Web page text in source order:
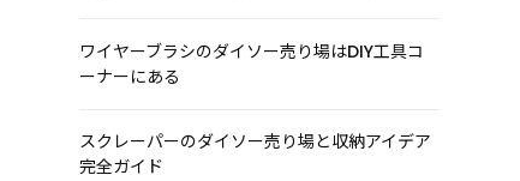
ワイヤーブラシのダイソー売り場はDIY工具コ
ーナーにある
スクレーパーのダイソー売り場と収納アイデア
完全ガイド